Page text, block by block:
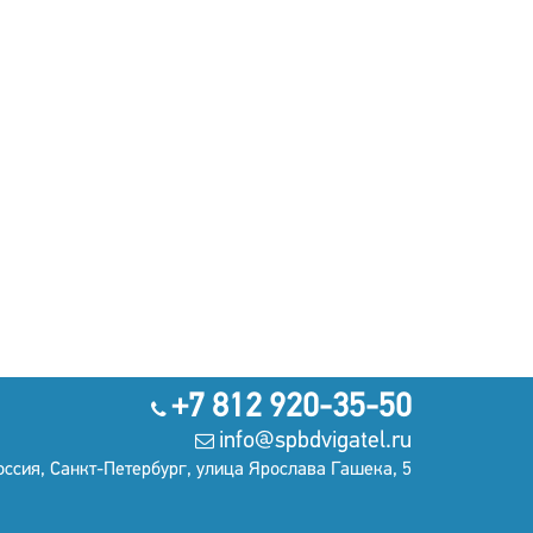
+7 812 920-35-50
info@spbdvigatel.ru
Санкт-Петербург, улица Ярослава Гашека, 5